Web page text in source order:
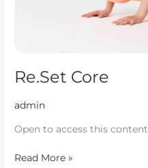
Re.Set Core
admin
Open to access this content
Read More »